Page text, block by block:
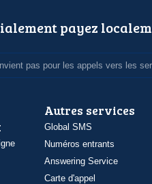
payez
pas pour les appels vers les
Autres services
Global SMS
Numéros entrants
Answering Service
Carte d'appel